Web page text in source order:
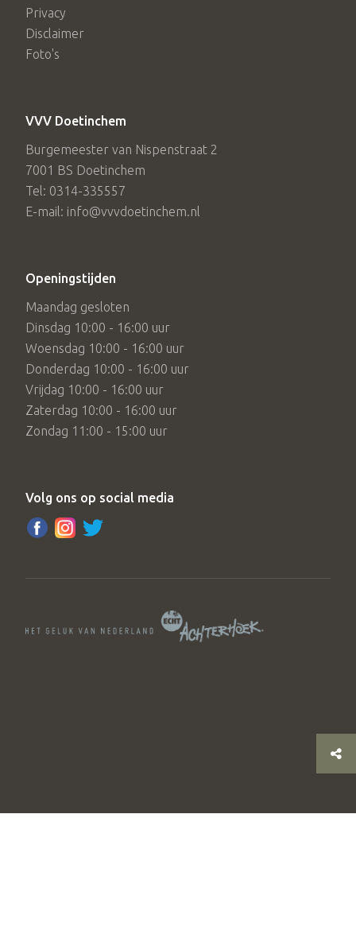
Privacy
Disclaimer
Foto's
VVV Doetinchem
Burgemeester van Nispenstraat 2
7001 BS Doetinchem
Tel: 0314-335557
E-mail: info@vvvdoetinchem.nl
Openingstijden
Maandag gesloten
Dinsdag 10:00 - 16:00 uur
Woensdag 10:00 - 16:00 uur
Donderdag 10:00 - 16:00 uur
Vrijdag 10:00 - 16:00 uur
Zaterdag 10:00 - 16:00 uur
Zondag 11:00 - 15:00 uur
Volg ons op social media